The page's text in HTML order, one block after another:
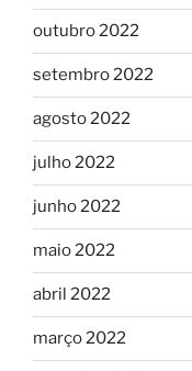
outubro 2022
setembro 2022
agosto 2022
julho 2022
junho 2022
maio 2022
abril 2022
março 2022